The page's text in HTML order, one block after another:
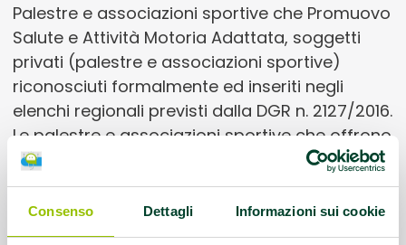
Consenso Dettagli Informazioni sui cookie
Palestre e associazioni sportive che Promuovo
Salute e Attività Motoria Adattata, soggetti
privati (palestre e associazioni sportive)
riconosciuti formalmente ed inseriti negli
elenchi regionali previsti dalla DGR n. 2127/2016.
Le palestre e associazioni sportive che offrono
Attività Motoria Adattata si caratterizzano
anche per il fatto di essere in grado di
accogliere persone con patologie croniche a
cui il personale del Sistema Sanitario prescrive